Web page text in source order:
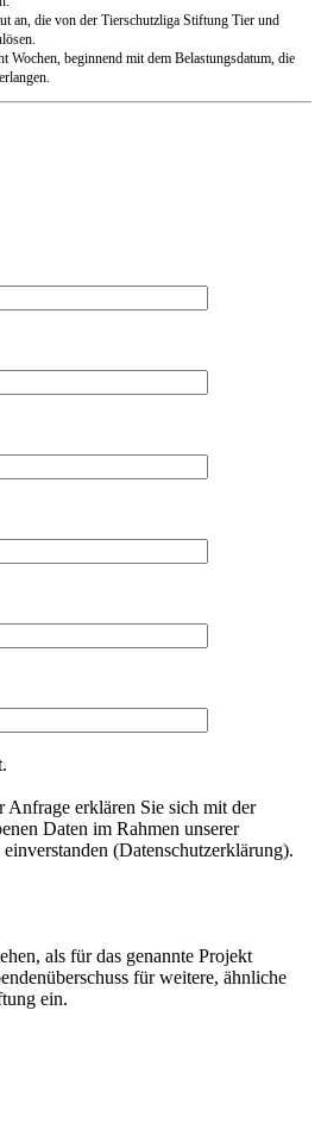
an, die von der Tierschutzliga Stiftung Tier und
Wochen, beginnend mit dem Belastungsdatum, die
Anfrage erklären Sie sich mit der
Daten im Rahmen unserer
(Datenschutzerklärung).
als für das genannte Projekt
für weitere, ähnliche
ein.